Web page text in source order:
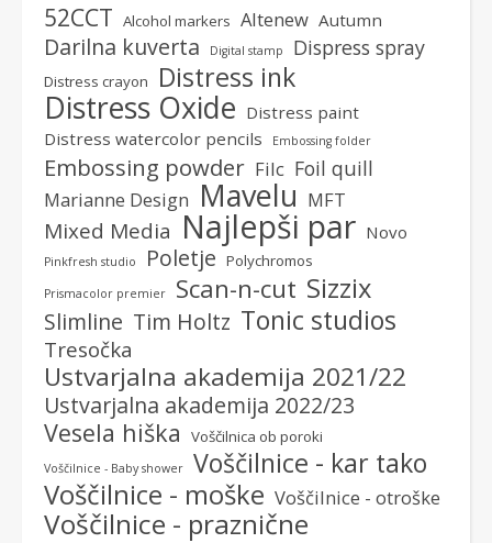
52CCT Alcohol markers Altenew Autumn
Darilna kuverta Digital stamp Dispress spray
Distress crayon Distress ink
Distress Oxide Distress paint
Distress watercolor pencils
Embossing folder
Embossing powder Filc Foil quill
Marianne Design Mavelu MFT
Mixed Media Najlepši par Novo
Pinkfresh studio Poletje Polychromos
Prismacolor premier Scan-n-cut Sizzix
Slimline Tim Holtz Tonic studios
Tresočka
Ustvarjalna akademija 2021/22
Ustvarjalna akademija 2022/23
Vesela hiška Voščilnica ob poroki
Voščilnice - Baby shower Voščilnice - kar tako
Voščilnice - moške Voščilnice - otroške
Voščilnice - praznične